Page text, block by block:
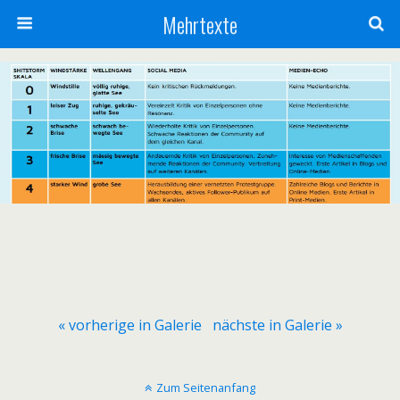
Mehrtexte
« vorherige in Galerie nächste in Galerie »
Zum Seitenanfang